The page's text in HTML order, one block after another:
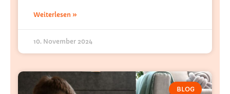
Weiterlesen »
10. November 2024
BLOG